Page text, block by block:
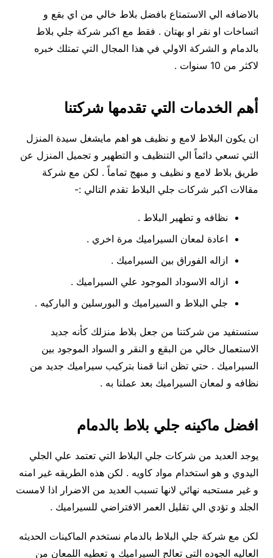
بالاضافه الي الاستمتاع بافضل بلاط خالي من اي بقع و
اتساخات او نقر او بهتان . فقط مع اكبر شركة جلي بلاط
بالدمام و الشركة الاولي في هذا المجال التي تمتلك خبره
لاكثر من 10 سنوات .
أهم الخدمات التي تقدمها شركتنا
ان يكون البلاط لامع و نظيف هو اهم مايشغل سيدة المنزل
التي تسعي دائماً الي التنظيف و التطهير و تجميل المنزل عن
طريق بلاط لامع و نظيف و مبهج تماماً . لكن مع شركة
مقالات اكبر شركات جلي البلاط تقدم التالي :-
نظافه و تطهير البلاط .
اعادة لمعان السيراميك مرة اخري .
ازاله الفوراق بين السيراميك .
ازاله الاسوداد الموجود علي السيراميك .
جلي البلاط و السيراميك و البورسلين و الباركيه .
ستستفيد من شركتنا من جعل بلاط منزلك كأنه جديد
الاستعمال خالي من البقع و النقر و السواد الموجود بين
السيراميك . حتي تظن اننا قمنا بتركيب سيراميك جديد من
نظافه و لمعان السيراميك بعد عملنا به .
افضل ماكينه جلي بلاط بالدمام
يوجد العديد من شركات جلي البلاط التي تعتمد علي الجلي
اليدوي و هو استخدام مواد كاويه . لكن هذه الطريقه غير امنه
و غير مستحبه نهائي لانها تسبب العديد من الاضرار اذا لامست
الجلد و تؤدي الي تقليل العمر الافتراضي للسيراميك .
لكن مع شركة جلي البلاط بالدمام نستخدم الماكينات الحديثه
العاليه الجوده التي تعالج السيراميك و تعطيه اللمعان من